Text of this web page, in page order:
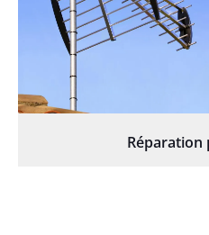
Réparation